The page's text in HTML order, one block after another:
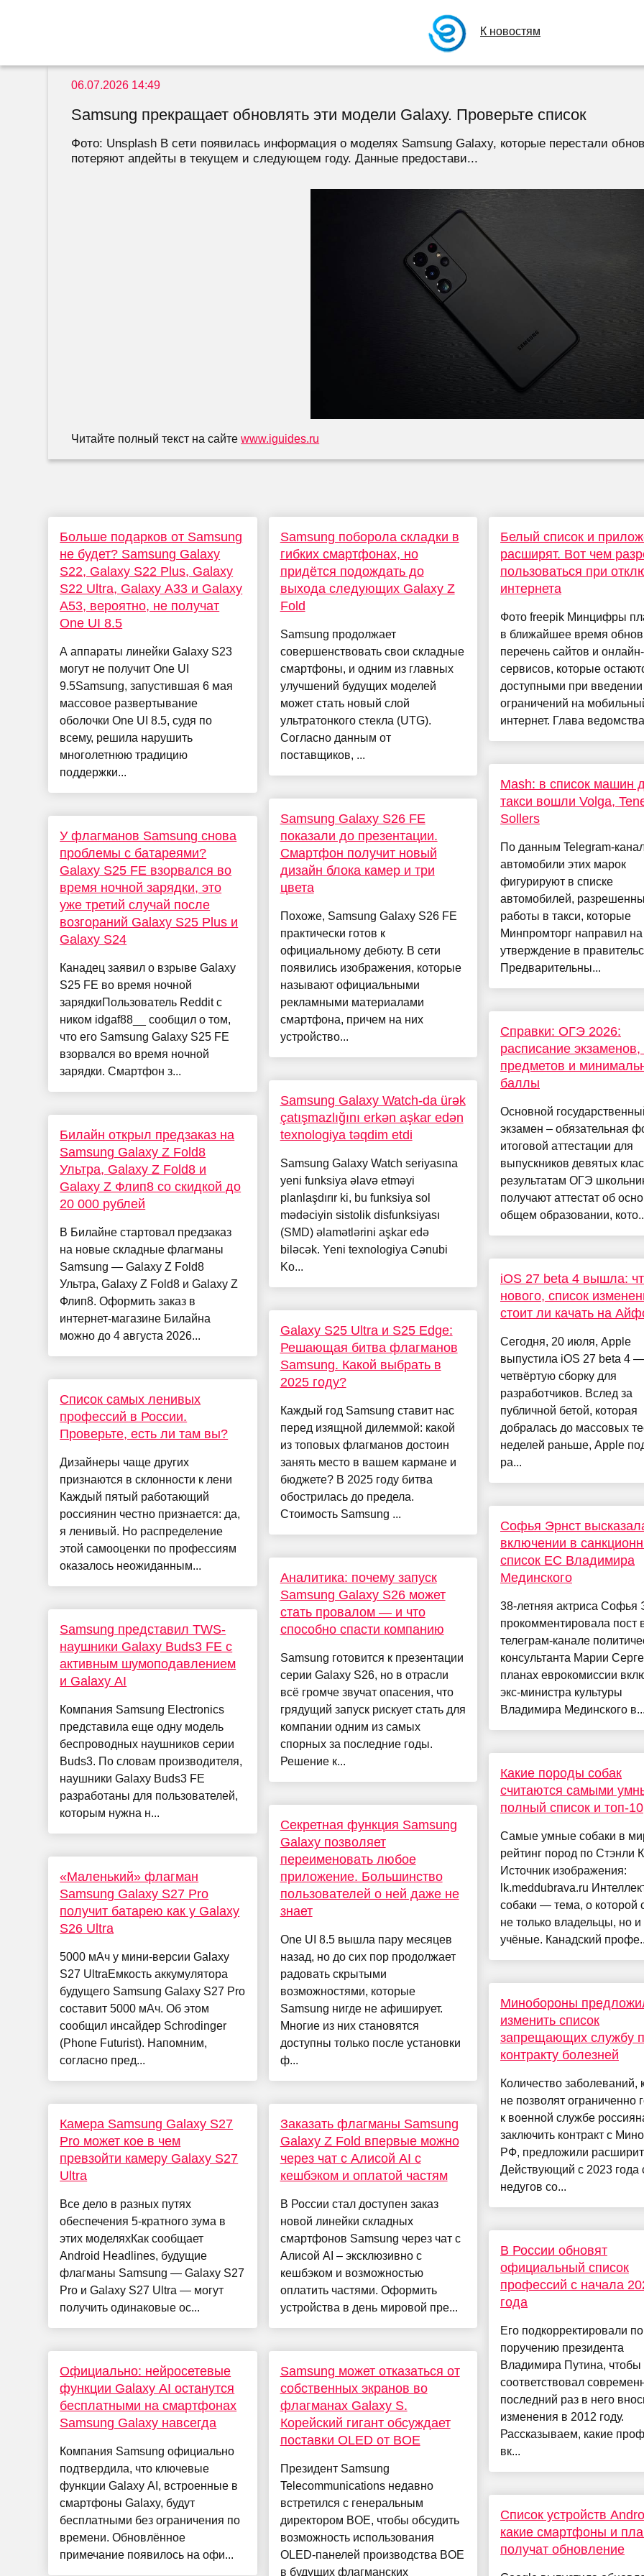
К новостям
06.07.2026 14:49
Samsung прекращает обновлять эти модели Galaxy. Проверьте список
Фото: Unsplash В сети появилась информация о моделях Samsung Galaxy, которые перестали
потеряют апдейты в текущем и следующем году. Данные предостави...
Читайте полный текст на сайтеwww.iguides.ru
Больше подарков от Samsung
не будет? Samsung Galaxy
S22, Galaxy S22 Plus, Galaxy
S22 Ultra, Galaxy A33 и Galaxy
A53, вероятно, не получат
One UI 8.5
А аппараты линейки Galaxy S23
могут не получит One UI
9.5Samsung, запустившая 6 мая
массовое развертывание
оболочки One UI 8.5, судя по
всему, решила нарушить
многолетнюю традицию
поддержки...
У флагманов Samsung снова
проблемы с батареями?
Galaxy S25 FE взорвался во
время ночной зарядки, это
уже третий случай после
возгораний Galaxy S25 Plus и
Galaxy S24
Канадец заявил о взрыве Galaxy
S25 FE во время ночной
зарядкиПользователь Reddit с
ником idgaf88__ сообщил о том,
что его Samsung Galaxy S25 FE
взорвался во время ночной
зарядки. Смартфон з...
Билайн открыл предзаказ на
Samsung Galaxy Z Fold8
Ультра, Galaxy Z Fold8 и
Galaxy Z Флип8 со скидкой до
20 000 рублей
В Билайне стартовал предзаказ
на новые складные флагманы
Samsung — Galaxy Z Fold8
Ультра, Galaxy Z Fold8 и Galaxy Z
Флип8. Оформить заказ в
интернет-магазине Билайна
можно до 4 августа 2026...
Список самых ленивых
профессий в России.
Проверьте, есть ли там вы?
Дизайнеры чаще других
признаются в склонности к лени
Каждый пятый работающий
россиянин честно признается: да,
я ленивый. Но распределение
этой самооценки по профессиям
оказалось неожиданным...
Samsung представил TWS-
наушники Galaxy Buds3 FE с
активным шумоподавлением
и Galaxy AI
Компания Samsung Electronics
представила еще одну модель
беспроводных наушников серии
Buds3. По словам производителя,
наушники Galaxy Buds3 FE
разработаны для пользователей,
которым нужна н...
«Маленький» флагман
Samsung Galaxy S27 Pro
получит батарею как у Galaxy
S26 Ultra
5000 мАч у мини-версии Galaxy
S27 UltraЕмкость аккумулятора
будущего Samsung Galaxy S27 Pro
составит 5000 мАч. Об этом
сообщил инсайдер Schrodinger
(Phone Futurist). Напомним,
согласно пред...
Камера Samsung Galaxy S27
Pro может кое в чем
превзойти камеру Galaxy S27
Ultra
Все дело в разных путях
обеспечения 5-кратного зума в
этих моделяхКак сообщает
Android Headlines, будущие
флагманы Samsung — Galaxy S27
Pro и Galaxy S27 Ultra — могут
получить одинаковые ос...
Официально: нейросетевые
функции Galaxy AI останутся
бесплатными на смартфонах
Samsung Galaxy навсегда
Компания Samsung официально
подтвердила, что ключевые
функции Galaxy AI, встроенные в
смартфоны Galaxy, будут
бесплатными без ограничения по
времени. Обновлённое
примечание появилось на офи...
Samsung поборола складки в
гибких смартфонах, но
придётся подождать до
выхода следующих Galaxy Z
Fold
Samsung продолжает
совершенствовать свои складные
смартфоны, и одним из главных
улучшений будущих моделей
может стать новый слой
ультратонкого стекла (UTG).
Согласно данным от
поставщиков, ...
Samsung Galaxy S26 FE
показали до презентации.
Смартфон получит новый
дизайн блока камер и три
цвета
Похоже, Samsung Galaxy S26 FE
практически готов к
официальному дебюту. В сети
появились изображения, которые
называют официальными
рекламными материалами
смартфона, причем на них
устройство...
Samsung Galaxy Watch-da ürək
çatışmazlığını erkən aşkar edən
texnologiya təqdim etdi
Samsung Galaxy Watch seriyasına
yeni funksiya əlavə etməyi
planlaşdırır ki, bu funksiya sol
mədəciyin sistolik disfunksiyası
(SMD) əlamətlərini aşkar edə
biləcək. Yeni texnologiya Cənubi
Ko...
Galaxy S25 Ultra и S25 Edge:
Решающая битва флагманов
Samsung. Какой выбрать в
2025 году?
Каждый год Samsung ставит нас
перед изящной дилеммой: какой
из топовых флагманов достоин
занять место в вашем кармане и
бюджете? В 2025 году битва
обострилась до предела.
Стоимость Samsung ...
Аналитика: почему запуск
Samsung Galaxy S26 может
стать провалом — и что
способно спасти компанию
Samsung готовится к презентации
серии Galaxy S26, но в отрасли
всё громче звучат опасения, что
грядущий запуск рискует стать для
компании одним из самых
спорных за последние годы.
Решение к...
Секретная функция Samsung
Galaxy позволяет
переименовать любое
приложение. Большинство
пользователей о ней даже не
знает
One UI 8.5 вышла пару месяцев
назад, но до сих пор продолжает
радовать скрытыми
возможностями, которые
Samsung нигде не афиширует.
Многие из них становятся
доступны только после установки
ф...
Заказать флагманы Samsung
Galaxy Z Fold впервые можно
через чат с Алисой AI с
кешбэком и оплатой частям
В России стал доступен заказ
новой линейки складных
смартфонов Samsung через чат с
Алисой AI – эксклюзивно с
кешбэком и возможностью
оплатить частями. Оформить
устройства в день мировой пре...
Samsung может отказаться от
собственных экранов во
флагманах Galaxy S.
Корейский гигант обсуждает
поставки OLED от BOE
Президент Samsung
Telecommunications недавно
встретился с генеральным
директором BOE, чтобы обсудить
возможность использования
OLED-панелей производства BOE
в будущих флагманских
Белый список и
расширят. Вот чем
пользоваться при
интернета
Фото freepik Минцифры
в ближайшее время
перечень сайтов и онлайн-
сервисов, которые
доступными при введении
ограничений на
интернет. Глава
Mash: в список машин
такси вошли Volga,
Sollers
По данным Telegram-
автомобили этих марок
фигурируют в списке
автомобилей,
работы в такси, которые
Минпромторг направил на
утверждение в
Предварительны...
Справки: ОГЭ 2026:
расписание экзаменов,
предметов и
баллы
Основной
экзамен – обязательная
итоговой аттестации для
выпускников девятых
результатам ОГЭ
получают аттестат об
общем образовании,
iOS 27 beta 4 вышла:
нового, список
стоит ли качать на
Сегодня, 20 июля, Apple
выпустила iOS 27 beta 4
четвёртую сборку для
разработчиков. Вслед за
публичной бетой, которая
добралась до массовых
неделей раньше, Apple
ра...
Софья Эрнст
включении в
список ЕС Владимира
Мединского
38-летняя актриса Софья
прокомментировала пост
телеграм-канале
консультанта Марии
планах еврокомиссии
экс-министра культуры
Владимира Мединского
Какие породы собак
считаются самыми
полный список и топ-10
Самые умные собаки в
рейтинг пород по Стэнли
Источник изображения:
lk.meddubrava.ru
собаки — тема, о которой
не только владельцы, но и
учёные. Канадский
Минобороны
изменить список
запрещающих службу
контракту болезней
Количество заболеваний,
не позволят ограниченно
к военной службе
заключить контракт с
РФ, предложили
Действующий с 2023 года
недугов со...
В России обновят
официальный список
профессий с начала
года
Его подкорректировали по
поручению президента
Владимира Путина, чтобы
соответствовал
последний раз в него
изменения в 2012 году.
Рассказываем, какие
вк...
Список устройств
какие смартфоны и
получат обновление